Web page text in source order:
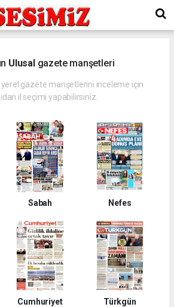
Ulusalgazete manşetleri
yerel gazete manşetlerini inceleme için
il seçimi yapabilirsiniz.
Sabah Nefes
Cumhuriyet Türkgün